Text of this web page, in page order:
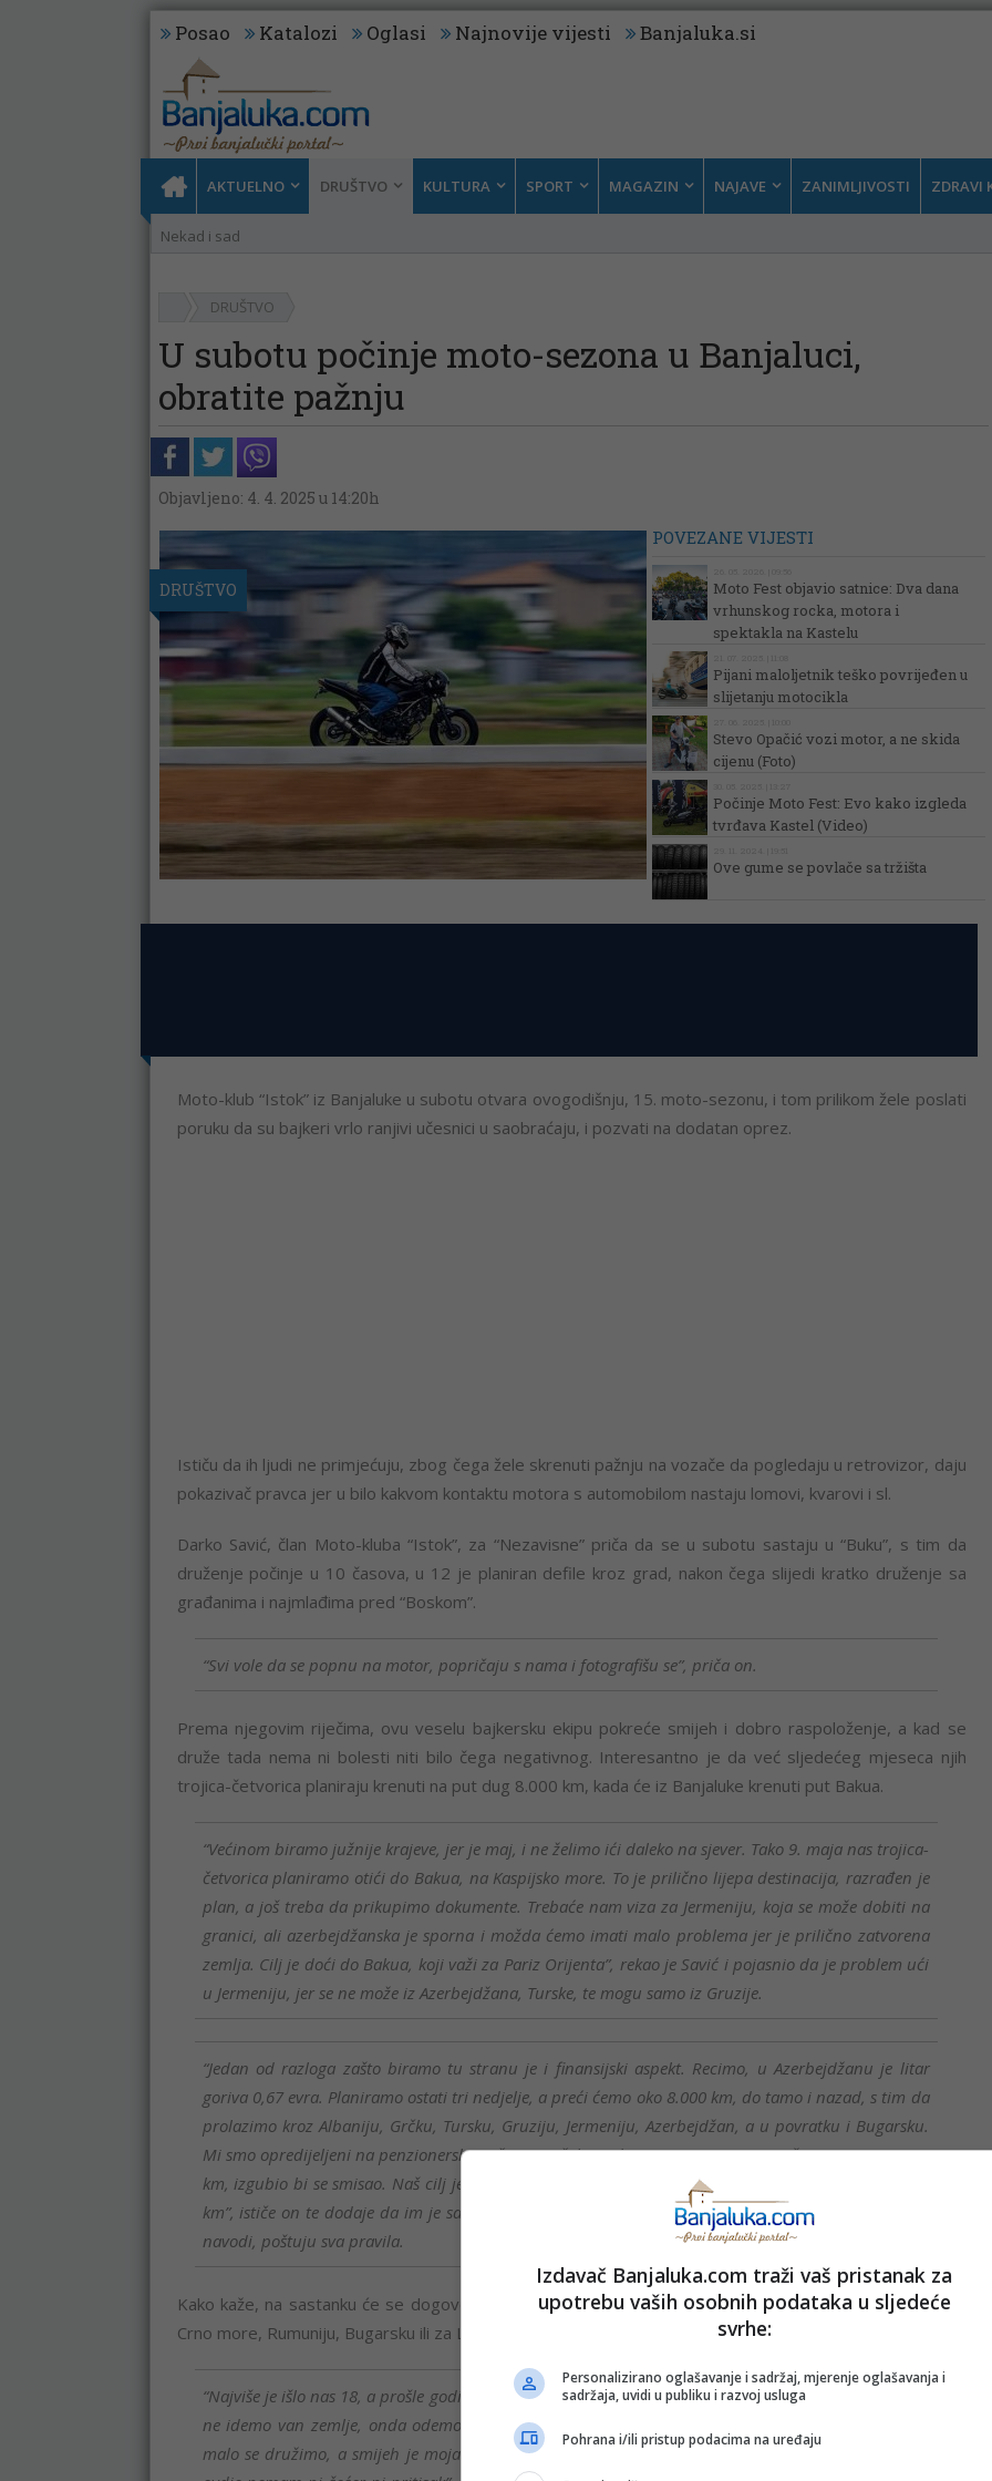
Posao Katalozi Oglasi Najnovije vijesti Banjaluka.si
AKTUELNO DRUŠTVO
Nekad i sad
KULTURA SPORT MAGAZIN NAJAVE ZANIMLJIVOSTI ZDRAVI
DRUŠTVO
U subotu počinje moto-sezona u Banjaluci,
obratite pažnju
Objavljeno: 4. 4. 2025 u 14:20h
DRUŠTVO
POVEZANE VIJESTI
Moto Fest objavio satnice: Dva dana
vrhunskog rocka, motora i
spektakla na Kastelu
Pijani maloljetnik teško povrijeđen u
slijetanju motocikla
Stevo Opačić vozi motor, a ne skida
cijenu (Foto)
Počinje Moto Fest: Evo kako izgleda
tvrđava Kastel (Video)
Ove gume se povlače sa tržišta
Moto-klub “Istok” iz Banjaluke u subotu otvara ovogodišnju, 15. moto-sezonu, i tom prilikom žele poslati
poruku da su bajkeri vrlo ranjivi učesnici u saobraćaju, i pozvati na dodatan oprez.
Ističu da ih ljudi ne primjećuju, zbog čega žele skrenuti pažnju na vozače da pogledaju u retrovizor, daju
pokazivač pravca jer u bilo kakvom kontaktu motora s automobilom nastaju lomovi, kvarovi i sl.
Darko Savić, član Moto-kluba “Istok”, za “Nezavisne” priča da se u subotu sastaju u “Buku”, s tim da
druženje počinje u 10 časova, u 12 je planiran defile kroz grad, nakon čega slijedi kratko druženje sa
građanima i najmlađima pred “Boskom”.
“Svi vole da se popnu na motor, popričaju s nama i fotografišu se”, priča on.
Prema njegovim riječima, ovu veselu bajkersku ekipu pokreće smijeh i dobro raspoloženje, a kad se
druže tada nema ni bolesti niti bilo čega negativnog. Interesantno je da već sljedećeg mjeseca njih
trojica-četvorica planiraju krenuti na put dug 8.000 km, kada će iz Banjaluke krenuti put Bakua.
“Većinom biramo južnije krajeve, jer je maj, i ne želimo ići daleko na sjever. Tako 9. maja nas trojica-
četvorica planiramo otići do Bakua, na Kaspijsko more. To je prilično lijepa destinacija, razrađen je
plan, a još treba da prikupimo dokumente. Trebaće nam viza za Jermeniju, koja se može dobiti na
granici, ali azerbejdžanska je sporna i možda ćemo imati malo problema jer je prilično zatvorena
zemlja. Cilj je doći do Bakua, koji važi za Pariz Orijenta”, rekao je Savić i pojasnio da je problem ući
u Jermeniju, jer se ne može iz Azerbejdžana, Turske, te mogu samo iz Gruzije.
“Jedan od razloga zašto biramo tu stranu je i finansijski aspekt. Recimo, u Azerbejdžanu je litar
goriva 0,67 evra. Planiramo ostati tri nedjelje, a preći ćemo oko 8.000 km, do tamo i nazad, s tim da
prolazimo kroz Albaniju, Grčku, Tursku, Gruziju, Jermeniju, Azerbejdžan, a u povratku i Bugarsku.
Mi smo opredijeljeni na penzionersku vožnju, ne želimo da se umaramo jer previše je voziti 600-700
km, izgubio bi se smisao. Naš cilj je 300-350 km na dan, a ova ekipa zajedno je prešla bar 100.000
km”, ističe on te dodaje da im je saobraćajna i kompletna bezbjednost na prvom mjestu, s tim da,
navodi, poštuju sva pravila.
Kako kaže, na sastanku će se dogovoriti gdje će cijeli klub ići u junu, a zasad je prijedlog da se ide na
Crno more, Rumuniju, Bugarsku ili za Lekfadu.
“Najviše je išlo nas 18, a prošle godine se nas 12 uputilo u Španiju, preko Italije i Francuske. No, ako
ne idemo van zemlje, onda odemo do Šipova na ribu, u Bihać ili Martin Brod. To je dobra tura,
malo se družimo, a smijeh je moja terapija. Imam dosta godina (62), a ušao sam u klub sa 48. Ja
Izdavač Banjaluka.com traži vaš pristanak za
upotrebu vaših osobnih podataka u sljedeće
svrhe:
Personalizirano oglašavanje i sadržaj, mjerenje oglašavanja i
sadržaja, uvidi u publiku i razvoj usluga
Pohrana i/ili pristup podacima na uređaju